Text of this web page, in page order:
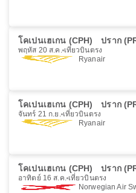
โคเปนเฮเกน (CPH) ปราก
พฤหัส 20 ส.ค. เที่ยวบินตรง
Ryanair
โคเปนเฮเกน (CPH) ปราก
จันทร์ 21 ก.ย. เที่ยวบินตรง
Ryanair
โคเปนเฮเกน (CPH) ปราก
อาทิตย์ 16 ส.ค. เที่ยวบินตรง
Norwegian Air